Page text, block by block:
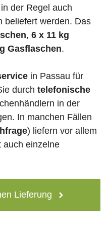
der Regel auch
beliefert werden. Das
, 6 x 11 kg
Gasflaschen.
in Passau für
durch telefonische
in der
In manchen Fällen
) liefern vor allem
auch einzelne
Lieferung